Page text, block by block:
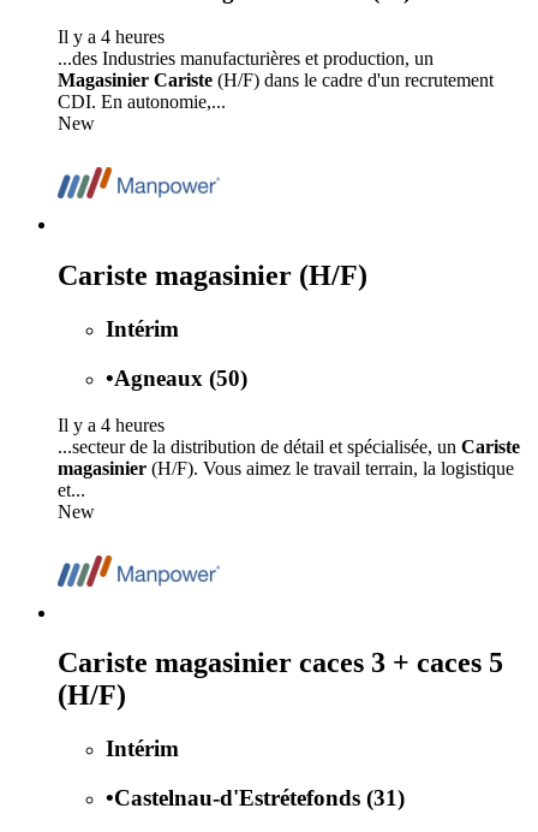
Il y a 4 heures
...des Industries manufacturières et production, un
Magasinier Cariste (H/F) dans le cadre d'un recrutement
CDI. En autonomie,...
New
Cariste magasinier (H/F)
Intérim
•Agneaux (50)
Il y a 4 heures
...secteur de la distribution de détail et spécialisée, un Cariste
magasinier (H/F). Vous aimez le travail terrain, la logistique
et...
New
Cariste magasinier caces 3 + caces 5
(H/F)
Intérim
•Castelnau-d'Estrétefonds (31)